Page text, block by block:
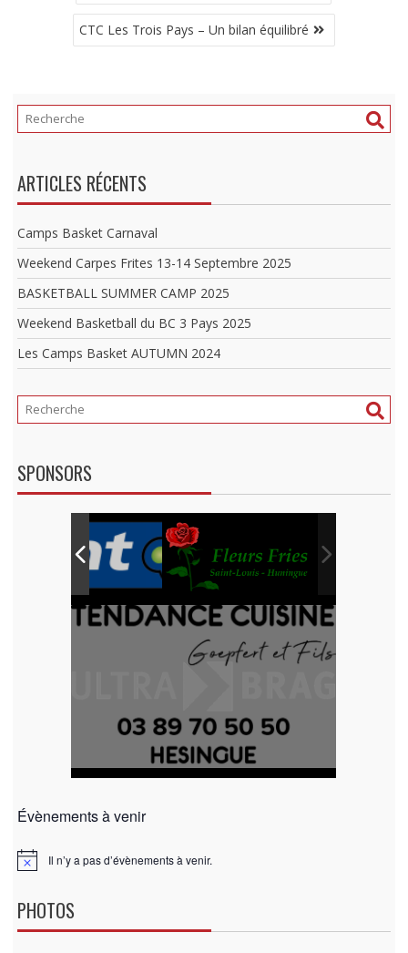
L’ARTICLECTC Les Trois Pays – Un bilan équilibré
ARTICLES RÉCENTS
Camps Basket Carnaval
Weekend Carpes Frites 13-14 Septembre 2025
BASKETBALL SUMMER CAMP 2025
Weekend Basketball du BC 3 Pays 2025
Les Camps Basket AUTUMN 2024
SPONSORS
Évènements à venir
N
c
Il n’y a pas d’évènements à venir.
PHOTOS